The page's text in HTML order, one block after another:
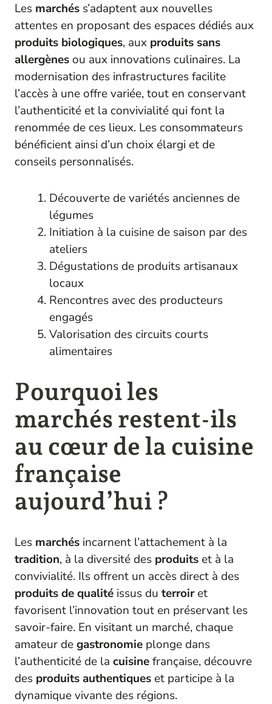
Les marchés s’adaptent aux nouvelles
attentes en proposant des espaces dédiés aux
produits biologiques, aux produits sans
allergènes ou aux innovations culinaires. La
modernisation des infrastructures facilite
l’accès à une offre variée, tout en conservant
l’authenticité et la convivialité qui font la
renommée de ces lieux. Les consommateurs
bénéficient ainsi d’un choix élargi et de
conseils personnalisés.
Découverte de variétés anciennes de
légumes
Initiation à la cuisine de saison par des
ateliers
Dégustations de produits artisanaux
locaux
Rencontres avec des producteurs
engagés
Valorisation des circuits courts
alimentaires
Pourquoi les
marchés restent-ils
au cœur de la cuisine
française
aujourd’hui ?
Les marchés incarnent l’attachement à la
tradition, à la diversité des produits et à la
convivialité. Ils offrent un accès direct à des
produits de qualité issus du terroiret
favorisent l’innovation tout en préservant les
savoir-faire. En visitant un marché, chaque
amateur degastronomie plonge dans
l’authenticité de la cuisinefrançaise, découvre
des produits authentiques et participe à la
dynamique vivante des régions.